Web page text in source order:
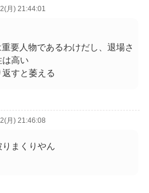
月) 21:44:01
要人物であるわけだし、退場さ
高い
すと萎える
月) 21:46:08
まくりやん